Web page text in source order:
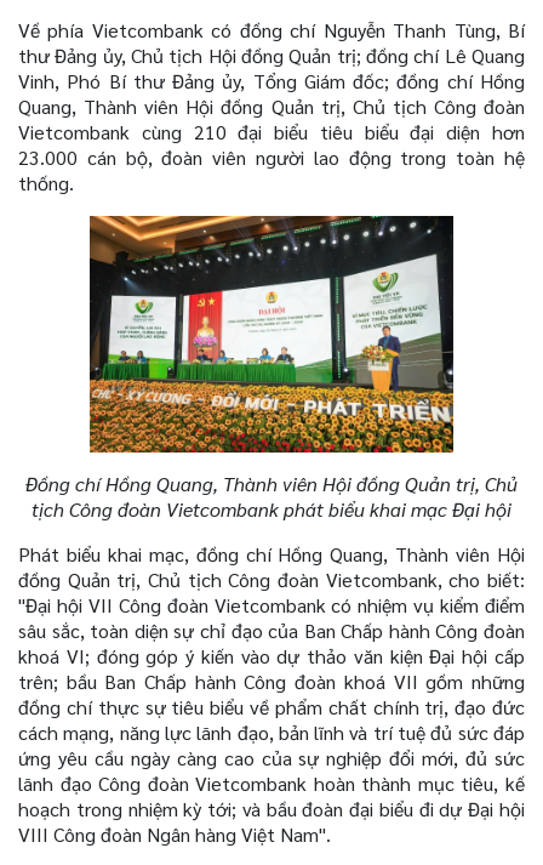
Về phía Vietcombank có đồng chí Nguyễn Thanh Tùng, Bí
thư Đảng ủy, Chủ tịch Hội đồng Quản trị; đồng chí Lê Quang
Vinh, Phó Bí thư Đảng ủy, Tổng Giám đốc; đồng chí Hồng
Quang, Thành viên Hội đồng Quản trị, Chủ tịch Công đoàn
Vietcombank cùng 210 đại biểu tiêu biểu đại diện hơn
23.000 cán bộ, đoàn viên người lao động trong toàn hệ
thống.
Đồng chí Hồng Quang, Thành viên Hội đồng Quản trị, Chủ
tịch Công đoàn Vietcombank phát biểu khai mạc Đại hội
Phát biểu khai mạc, đồng chí Hồng Quang, Thành viên Hội
đồng Quản trị, Chủ tịch Công đoàn Vietcombank, cho biết:
"Đại hội VII Công đoàn Vietcombank có nhiệm vụ kiểm điểm
sâu sắc, toàn diện sự chỉ đạo của Ban Chấp hành Công đoàn
khoá VI; đóng góp ý kiến vào dự thảo văn kiện Đại hội cấp
trên; bầu Ban Chấp hành Công đoàn khoá VII gồm những
đồng chí thực sự tiêu biểu về phẩm chất chính trị, đạo đức
cách mạng, năng lực lãnh đạo, bản lĩnh và trí tuệ đủ sức đáp
ứng yêu cầu ngày càng cao của sự nghiệp đổi mới, đủ sức
lãnh đạo Công đoàn Vietcombank hoàn thành mục tiêu, kế
hoạch trong nhiệm kỳ tới; và bầu đoàn đại biểu đi dự Đại hội
VIII Công đoàn Ngân hàng Việt Nam".